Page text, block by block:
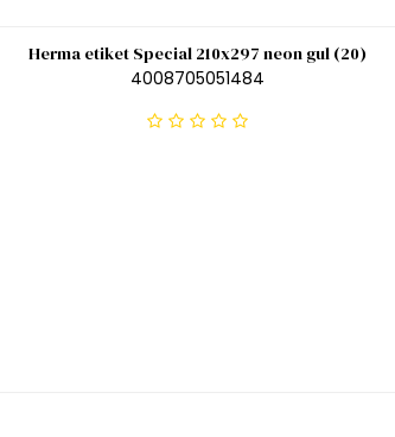
Herma etiket Special 210x297 neon gul (20)
4008705051484